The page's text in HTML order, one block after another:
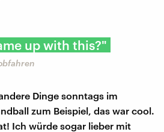
up with this?"
Dinge sonntags im
zum Beispiel, das war cool.
Ich würde sogar lieber mit